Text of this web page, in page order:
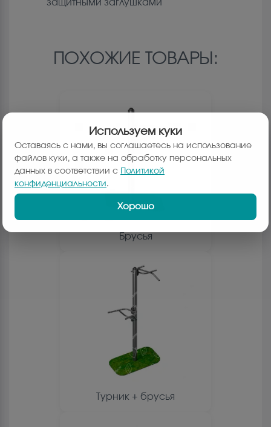
защитными заглушками
ПОХОЖИЕ ТОВАРЫ:
Брусья
Турник + брусья
Используем куки
Оставаясь с нами, вы соглашаетесь на использование
файлов куки, а также на обработку персональных
данных в соответствии с
Политикой
конфиденциальности.
Хорошо